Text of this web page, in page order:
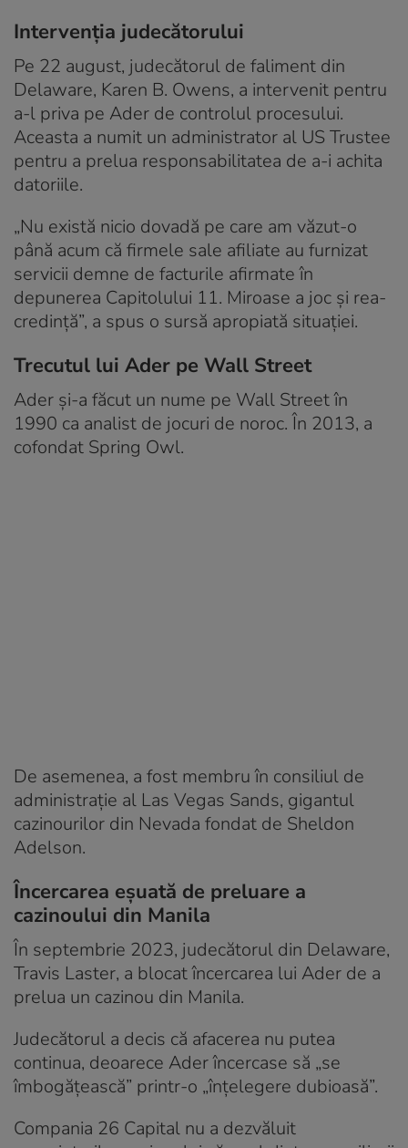
Intervenția judecătorului
Pe 22 august, judecătorul de faliment din
Delaware, Karen B. Owens, a intervenit pentru
a-l priva pe Ader de controlul procesului.
Aceasta a numit un administrator al US Trustee
pentru a prelua responsabilitatea de a-i achita
datoriile.
„Nu există nicio dovadă pe care am văzut-o
până acum că firmele sale afiliate au furnizat
servicii demne de facturile afirmate în
depunerea Capitolului 11. Miroase a joc și rea-
credință”, a spus o sursă apropiată situației.
Trecutul lui Ader pe Wall Street
Ader și-a făcut un nume pe Wall Street în
1990 ca analist de jocuri de noroc. În 2013, a
cofondat Spring Owl.
De asemenea, a fost membru în consiliul de
administrație al Las Vegas Sands, gigantul
cazinourilor din Nevada fondat de Sheldon
Adelson.
Încercarea eșuată de preluare a
cazinoului din Manila
În septembrie 2023, judecătorul din Delaware,
Travis Laster, a blocat încercarea lui Ader de a
prelua un cazinou din Manila.
Judecătorul a decis că afacerea nu putea
continua, deoarece Ader încercase să „se
îmbogățească” printr-o „înțelegere dubioasă”.
Compania 26 Capital nu a dezvăluit